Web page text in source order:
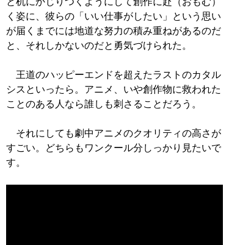
く姿に、彼らの「いい仕事がしたい」という思い
が届くまでには地道な努力の積み重ねがあるのだ
と、それしかないのだと勇気づけられた。
王道のハッピーエンドを超えたラストのカタル
シスといったら。アニメ、いや創作物に救われた
ことのある人なら誰しも刺さることだろう。
それにしても劇中アニメのクオリティの高さが
すごい。どちらもワンクール分しっかり見たいで
す。